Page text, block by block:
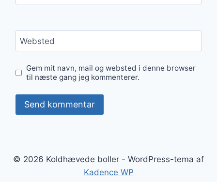
Websted
Gem mit navn, mail og websted i denne browser
til næste gang jeg kommenterer.
© 2026 Koldhævede boller - WordPress-tema af
Kadence WP